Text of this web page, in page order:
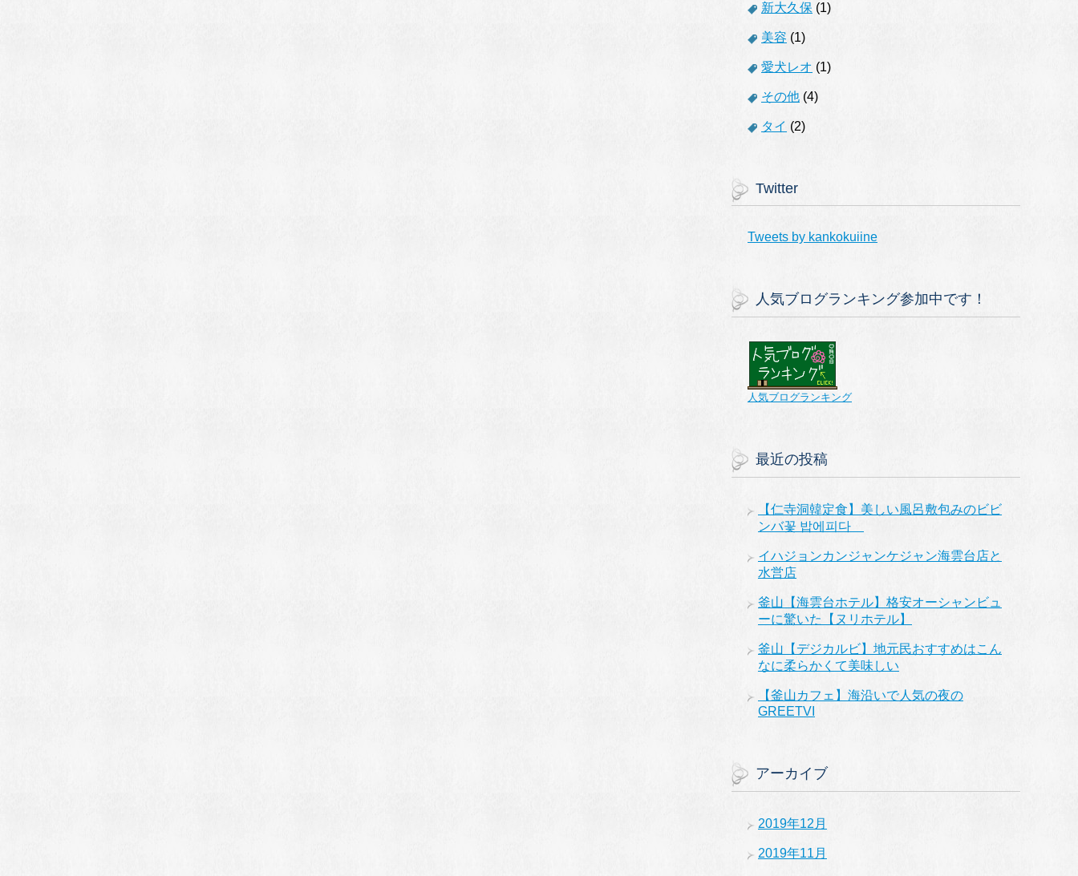
新大久保 (1)
美容 (1)
愛犬レオ (1)
その他 (4)
タイ (2)
Twitter
Tweets by kankokuiine
人気ブログランキング参加中です！
人気ブログランキング
最近の投稿
【仁寺洞韓定食】美しい風呂敷包みのビビ
ンバ꽃 밥에피다
イハジョンカンジャンケジャン海雲台店と
水営店
釜山【海雲台ホテル】格安オーシャンビュ
ーに驚いた【ヌリホテル】
釜山【デジカルビ】地元民おすすめはこん
なに柔らかくて美味しい
【釜山カフェ】海沿いで人気の夜の
GREETVI
アーカイブ
2019年12月
2019年11月